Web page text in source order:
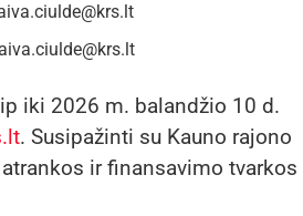
iki 2026 m. balandžio 10 d.
. Susipažinti su Kauno rajono
ir finansavimo tvarkos